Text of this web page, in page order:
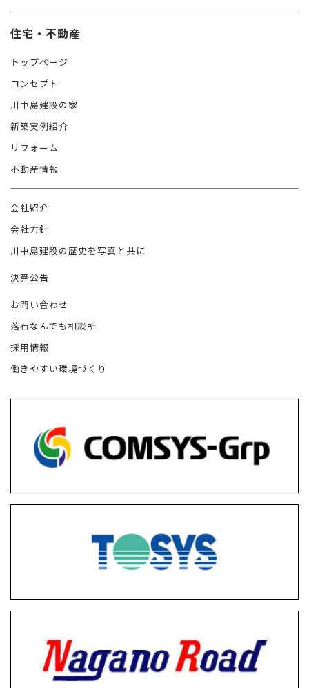
住宅・不動産
トップページ
コンセプト
川中島建設の家
新築実例紹介
リフォーム
不動産情報
会社紹介
会社方針
川中島建設の歴史を写真と共に
決算公告
お問い合わせ
落石なんでも相談所
採用情報
働きやすい環境づくり